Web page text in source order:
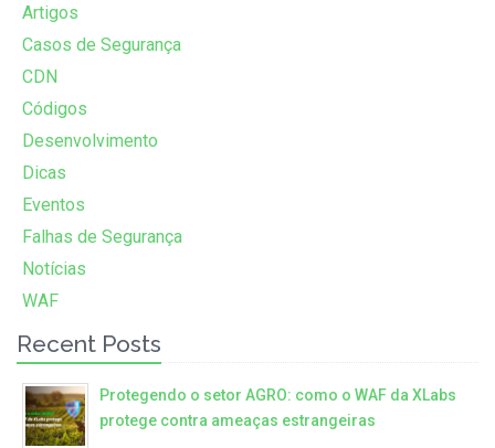
Artigos
Casos de Segurança
CDN
Códigos
Desenvolvimento
Dicas
Eventos
Falhas de Segurança
Notícias
WAF
Recent Posts
Protegendo o setor AGRO: como o WAF da XLabs
protege contra ameaças estrangeiras